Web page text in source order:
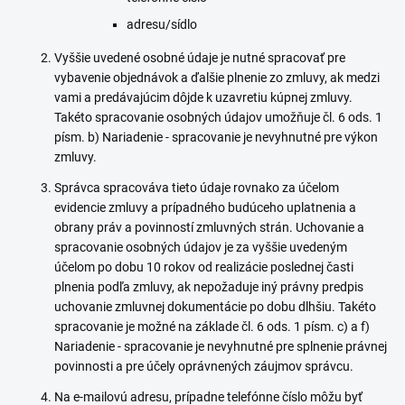
adresu/sídlo
Vyššie uvedené osobné údaje je nutné spracovať pre
vybavenie objednávok a ďalšie plnenie zo zmluvy, ak medzi
vami a predávajúcim dôjde k uzavretiu kúpnej zmluvy.
Takéto spracovanie osobných údajov umožňuje čl. 6 ods. 1
písm. b) Nariadenie - spracovanie je nevyhnutné pre výkon
zmluvy.
Správca spracováva tieto údaje rovnako za účelom
evidencie zmluvy a prípadného budúceho uplatnenia a
obrany práv a povinností zmluvných strán. Uchovanie a
spracovanie osobných údajov je za vyššie uvedeným
účelom po dobu 10 rokov od realizácie poslednej časti
plnenia podľa zmluvy, ak nepožaduje iný právny predpis
uchovanie zmluvnej dokumentácie po dobu dlhšiu. Takéto
spracovanie je možné na základe čl. 6 ods. 1 písm. c) a f)
Nariadenie - spracovanie je nevyhnutné pre splnenie právnej
povinnosti a pre účely oprávnených záujmov správcu.
Na e-mailovú adresu, prípadne telefónne číslo môžu byť